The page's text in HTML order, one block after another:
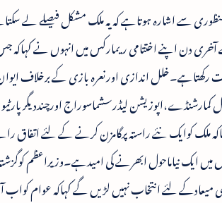
دن اپنے اختتامی ریمارکس میں انہوں نے کہاکہ جس
رکھتاہے۔خلل اندازی اورنعرہ بازی کے برخلاف
کمارشنڈے،اپوزیشن لیڈرسشماسوراج
ملک کوایک نئے راستہ پرگامزن کرنے کے لئے
ایک نیاماحول ابھرنے کی امیدہے۔وزیراعظم
میعادکے لئے انتخاب نہیں لڑیں گے کہاکہ عوام